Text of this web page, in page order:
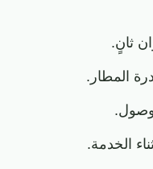
ثانٍ.
المطار.
الخدمة.